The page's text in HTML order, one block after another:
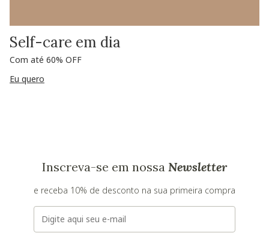
Self-care em dia
Com até 60% OFF
Eu quero
Inscreva-se em nossa Newsletter
e receba 10% de desconto na sua primeira compra
E-mail